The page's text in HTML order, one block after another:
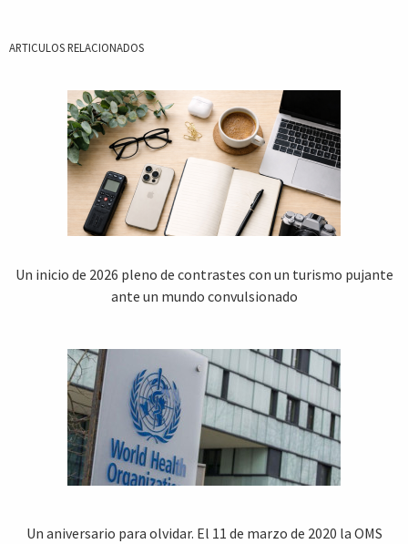
ARTICULOS RELACIONADOS
Un inicio de 2026 pleno de contrastes con un turismo pujante
ante un mundo convulsionado
Un aniversario para olvidar. El 11 de marzo de 2020 la OMS